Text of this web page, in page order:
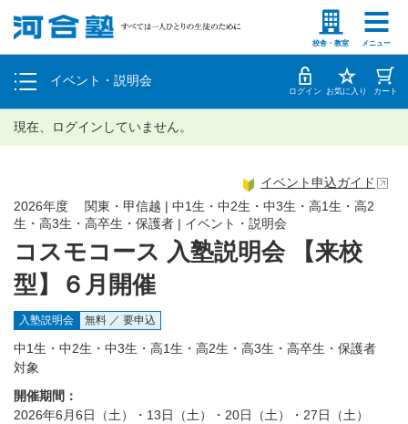
校舎・教室 メニュー
塾生の方 高等学校の先生
イベント・説明会
個別相談
体験授業 ログイン お気に入り カート
現在、ログインしていません。
コスモコース 入塾説明会 【来校
型】６月開催
2026年度 関東・甲信越 | 中1生・中2生・中3生・高1生・高2
生・高3生・高卒生・保護者 | イベント・説明会
イベント申込ガイド
入塾説明会 無料 ／ 要申込
中1生・中2生・中3生・高1生・高2生・高3生・高卒生・保護者
対象
開催期間：
2026年6月6日（土）・13日（土）・20日（土）・27日（土）